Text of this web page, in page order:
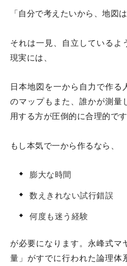
「自分で考えたいから、地図
それは一見、自立しているよ
現実には、
日本地図を一から自力で作る
のマップもまた、誰かが測量
用する方が圧倒的に合理的です
もし本気で一から作るなら、
膨大な時間
数えきれない試行錯誤
何度も迷う経験
が必要になります。永峰式マ
量」がすでに行われた論理体